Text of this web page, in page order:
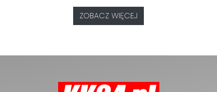
zaniepokojonych członków
rodziny, którzy od dłuższego
czasu nie mieli kontaktu z kobietą
ZOBACZ WIĘCEJ